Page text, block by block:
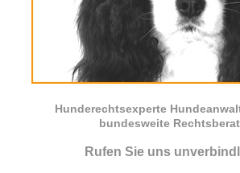
Hunderechtsexperte
bundesweite
Rufen Sie uns